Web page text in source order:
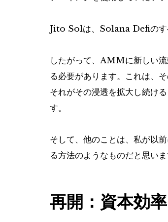
Jito Solは、Solana Defiのす
したがって、AMMに新しい
る必要があります。これは、
それがその浸透を拡大し続け
す。
そして、他のことは、私が以
る方法のようなものだと思いま
再開：資本効